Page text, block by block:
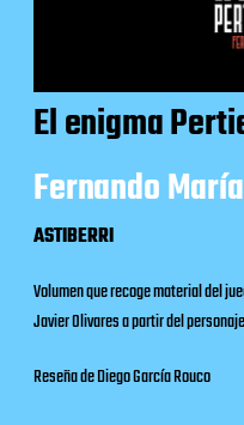
El enigma
Fernando
ASTIBERRI
Volumen que recoge material del
Javier Olivares a partir del
Reseña de Diego García Rouco